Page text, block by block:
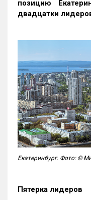
позицию
двадцатки
Екатеринбург. Фото: ©
Пятерка лидеров